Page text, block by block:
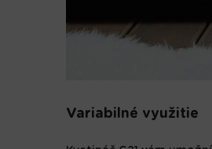
Variabilné využitie